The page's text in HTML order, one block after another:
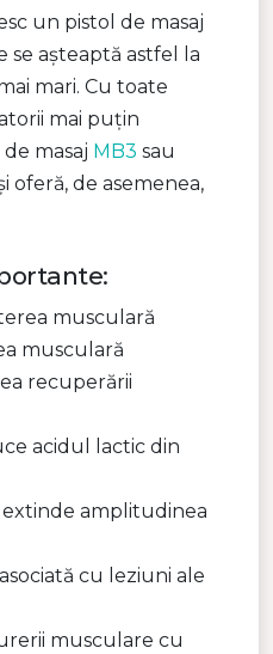
un pistol de masaj
se așteaptă astfel la
mari. Cu toate
mai puțin
masaj MB3 sau
oferă, de asemenea,
musculară
musculară
recuperării
acidul lactic din
amplitudinea
cu leziuni ale
musculare cu